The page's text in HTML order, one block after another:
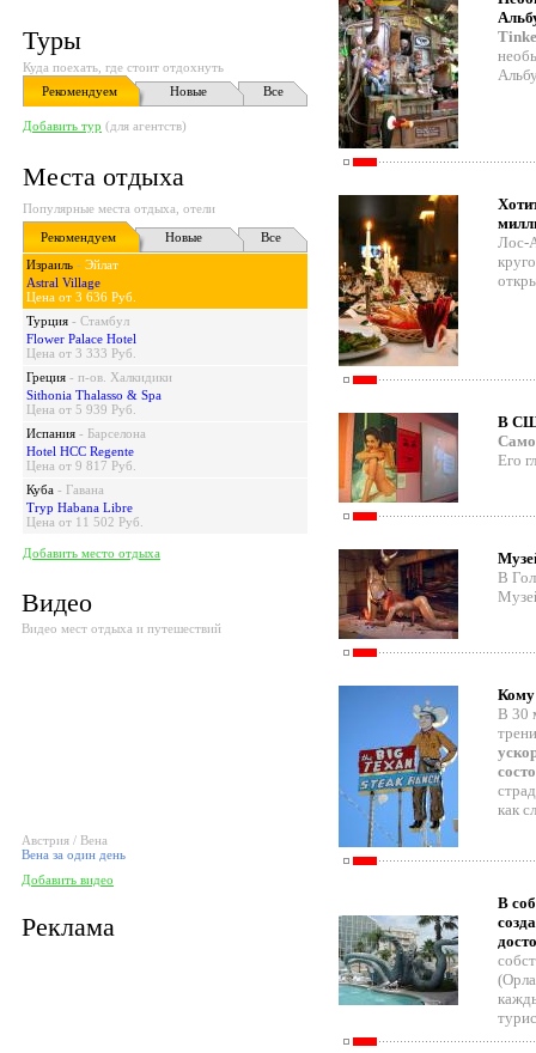
Туры
Куда поехать, где стоит отдохнуть
Рекомендуем
Новые Все
Добавить тур (для агентств)
Места отдыха
Популярные места отдыха, отели
Рекомендуем
Новые
Все
Израиль - Эйлат
Astral Village
Цена от 3 636 Руб.
Турция - Стамбул
Flower Palace Hotel
Цена от 3 333 Руб.
Греция - п-ов. Халкидики
Sithonia Thalasso & Spa
Цена от 5 939 Руб.
Испания - Барселона
Hotel HCC Regente
Цена от 9 817 Руб.
Куба - Гавана
Tryp Habana Libre
Цена от 11 502 Руб.
Добавить место отдыха
Видео
Видео мест отдыха и путешествий
Австрия / Вена
Вена за один день
Добавить видео
Реклама
Лос-
В
Его
В
Кому
В 30
как
В